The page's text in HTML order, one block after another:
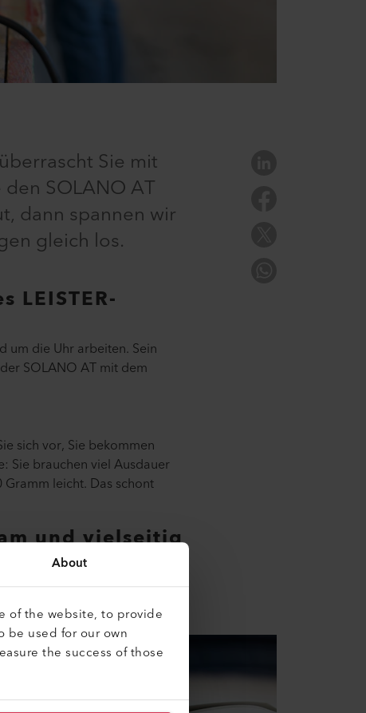
About
of the website, to provide
be used for our own
the success of those
Sie mit
SOLANO AT
dann spannen wir
gleich los.
um die Uhr arbeiten. Sein
SOLANO AT mit dem
sich vor, Sie bekommen
Sie brauchen viel Ausdauer
leicht. Das schont
und vielseitig
wenn Sie mit dem